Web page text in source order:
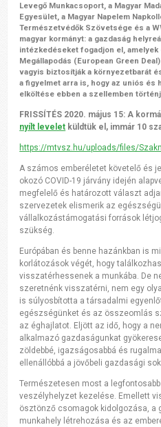
Levegő Munkacsoport, a Magyar
Egyesület, a Magyar Napelem
Természetvédők Szövetsége és a
magyar kormányt: a gazdaság
intézkedéseket fogadjon el,
Megállapodás (European Green
vagyis biztosítják a környezetbarát
a figyelmet arra is, hogy az uniós és
elköltése ebben a szellemben
FRISSÍTÉS 2020. május 15: A
nyílt levelet küldtük el, immár 10
https://mtvsz.hu/uploads/files/
A számos emberéletet követelő és
okozó COVID-19 járvány idején
megfelelő és határozott választ
szervezetek elismerik az
vállalkozástámogatási források
szükség.
Európában és benne hazánkban is
korlátozások végét, hogy
visszatérhessenek a munkába. De
szeretnénk visszatérni, nem egy
is súlyosbította a társadalmi
egészségünket és az összeomlás
az éghajlatot. Eljött az idő, hogy a
alkalmazó gazdaságunkat
zöldebbé, igazságosabbá és
ellenállóbbá a jövőbeli gazdasági
Természetesen most a
veszélyhelyzet kezelése. Emellett
ösztönző csomagok kidolgozása, a
munkahely létrehozása és az